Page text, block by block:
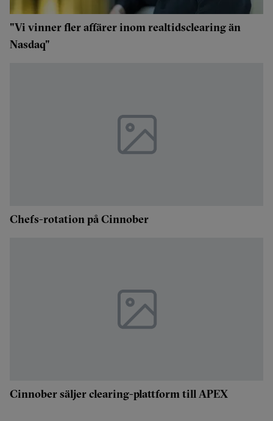
"Vi vinner fler affärer inom realtidsclearing än
Nasdaq"
Chefs-rotation på Cinnober
Cinnober säljer clearing-plattform till APEX